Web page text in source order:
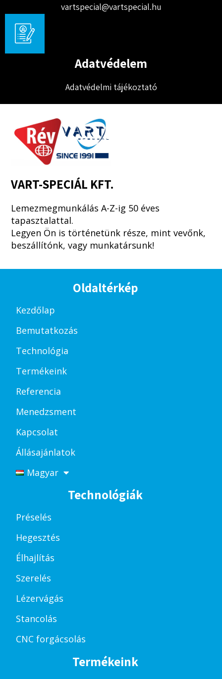
vartspecial@vartspecial.hu
Adatvédelem
Adatvédelmi tájékoztató
VART-SPECIÁL KFT.
Lemezmegmunkálás A-Z-ig 50 éves
tapasztalattal.
Legyen Ön is történetünk része, mint vevőnk,
beszállítónk, vagy munkatársunk!
Oldaltérkép
Kezdőlap
Bemutatkozás
Technológia
Termékeink
Referencia
Menedzsment
Kapcsolat
Állásajánlatok
Magyar
Technológiák
Préselés
Hegesztés
Élhajlítás
Szerelés
Lézervágás
Stancolás
CNC forgácsolás
Termékeink